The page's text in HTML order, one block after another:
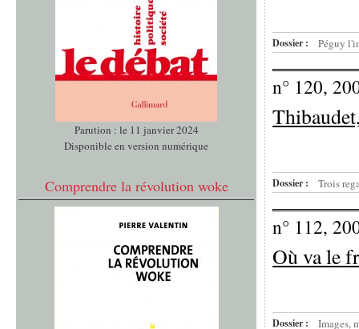
Parution : le 11 janvier 2024
Disponible en version numérique
Comprendre la révolution woke
Dossier : Péguy
n° 120,
Dossier : Trois
n° 112,
Où va le
Dossier : Images,